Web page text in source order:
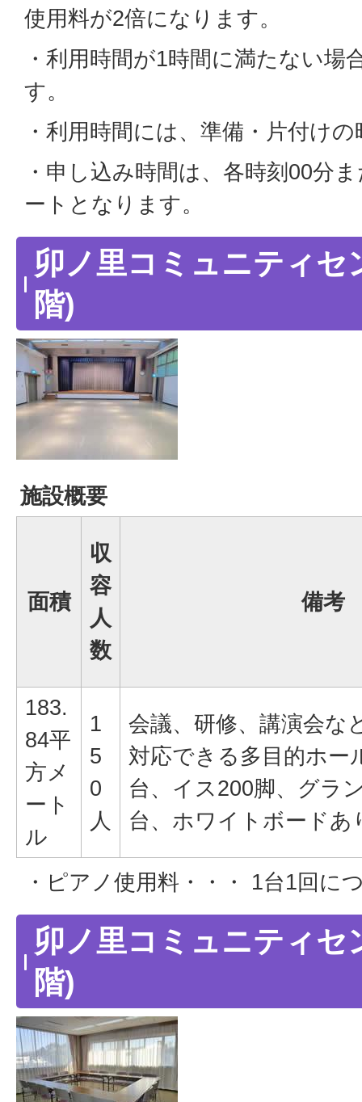
使用料が2倍になります。
・利用時間が1時間に満たない場
す。
・利用時間には、準備・片付け
・申し込み時間は、各時刻00分
ートとなります。
卯ノ里コミュニティセ
階)
施設概要
面積
収
容
人
数
備考
183.
84平
方メ
ート
ル
1
5
0
人
会議、研修、講演会な
対応できる多目的ホー
台、イス200脚、グラ
台、ホワイトボードあ
・ピアノ使用料・・・ 1台1回に
卯ノ里コミュニティセ
階)